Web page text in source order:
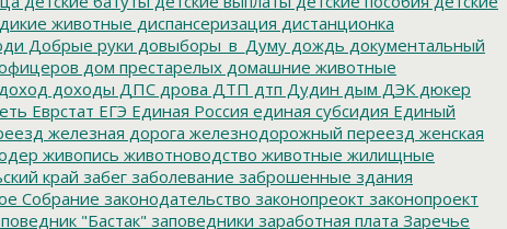
дикие животные диспансеризация дистанционка
Добрые руки довыборы_в_Думу дождь документальный
дом престарелых домашние животные
доход доходы ДПС дрова ДТП дтп Дудин дым ДЭК дюкер
Еврстат ЕГЭ Единая Россия единая субсидия Единый
железная дорога железнодорожный переезд женская
живопись животноводство животные жилищные
край забег заболевание заброшенные здания
Собрание законодательство законопреокт законопроект
"Бастак" заповедники заработная плата Заречье